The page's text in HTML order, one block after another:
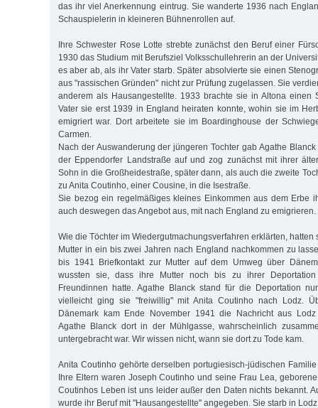
das ihr viel Anerkennung eintrug. Sie wanderte 1936 nach
Schauspielerin in kleineren Bühnenrollen auf.
Ihre Schwester Rose Lotte strebte zunächst den Beruf einer
1930 das Studium mit Berufsziel Volksschullehrerin an der
es aber ab, als ihr Vater starb. Später absolvierte sie einen
aus "rassischen Gründen" nicht zur Prüfung zugelassen. Sie
anderem als Hausangestellte. 1933 brachte sie in Altona einen
Vater sie erst 1939 in England heiraten konnte, wohin sie im
emigriert war. Dort arbeitete sie im Boardinghouse der
Carmen.
Nach der Auswanderung der jüngeren Tochter gab Agathe
der Eppendorfer Landstraße auf und zog zunächst mit ihrer
Sohn in die Großheidestraße, später dann, als auch die zweite
zu Anita Coutinho, einer Cousine, in die Isestraße.
Sie bezog ein regelmäßiges kleines Einkommen aus dem Erbe
auch des­­wegen das Angebot aus, mit nach England zu emigrieren.
Wie die Töchter im Wiedergutmachungsverfahren erklärten, hatten
Mutter in ein bis zwei Jahren nach England nachkommen zu
bis 1941 Briefkontakt zur Mutter auf dem Umweg über
wussten sie, dass ihre Mutter noch bis zu ihrer
Freundinnen hatte. Agathe Blanck stand für die Deportation
vielleicht ging sie "freiwillig" mit Anita Coutinho nach Lodz.
Dänemark kam Ende November 1941 die Nachricht aus
Agathe Blanck dort in der Mühlgasse, wahrscheinlich
untergebracht war. Wir wissen nicht, wann sie dort zu Tode kam.
Anita Coutinho gehörte derselben portugiesisch-jüdischen
Ihre Eltern waren Joseph Coutinho und seine Frau Lea,
Coutinhos Leben ist uns leider außer den Daten nichts bekannt.
wurde ihr Beruf mit "Hausangestellte" angegeben. Sie starb in